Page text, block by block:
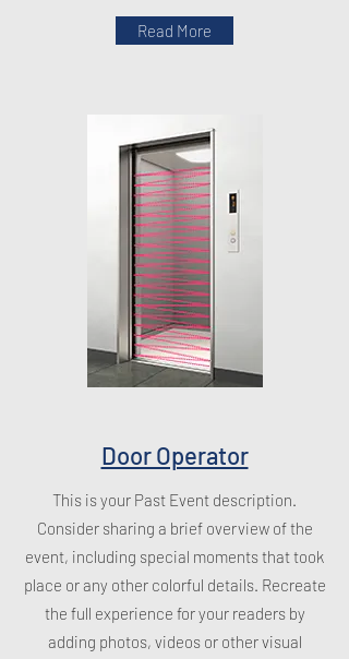
Read More
Door Operator
This is your Past Event description.
Consider sharing a brief overview of the
event, including special moments that took
place or any other colorful details. Recreate
the full experience for your readers by
adding photos, videos or other visual